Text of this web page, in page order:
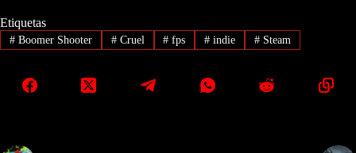
Etiquetas
#Boomer Shooter #Cruel # fps # indie # Steam